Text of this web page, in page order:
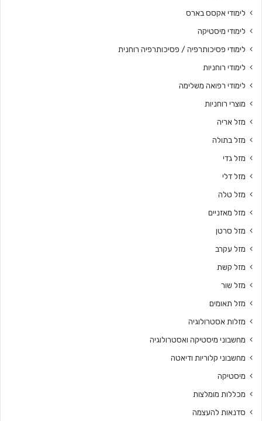
לימודי אקסס בארס
לימודי מיסטיקה
לימודי פסיכותרפיה / פסיכותרפיה רוחנית
לימודי רוחניות
לימודי רפואה משלימה
מוצרי רוחניות
מזל אריה
מזל בתולה
מזל גדי
מזל דלי
מזל טלה
מזל מאזניים
מזל סרטן
מזל עקרב
מזל קשת
מזל שור
מזל תאומים
מזלות אסטרולוגיה
מחשבוני מיסטיקה ואסטרולוגיה
מחשבוני קלוריות ודיאטה
מיסטיקה
מכללות מומלצות
סדנאות להעצמה